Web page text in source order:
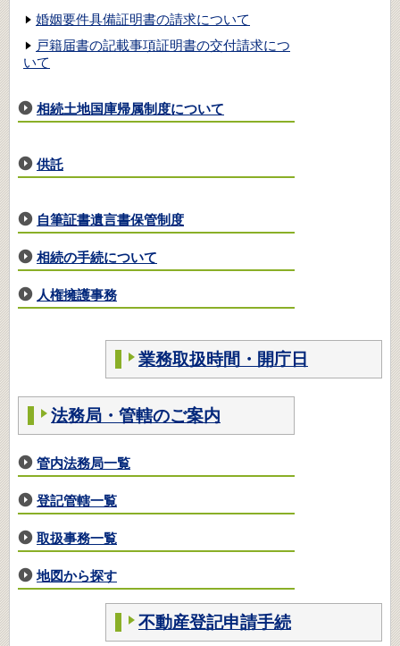
婚姻要件具備証明書の請求について
戸籍届書の記載事項証明書の交付請求につ
いて
相続土地国庫帰属制度について
供託
自筆証書遺言書保管制度
相続の手続について
人権擁護事務
業務取扱時間・開庁日
法務局・管轄のご案内
管内法務局一覧
登記管轄一覧
取扱事務一覧
地図から探す
不動産登記申請手続